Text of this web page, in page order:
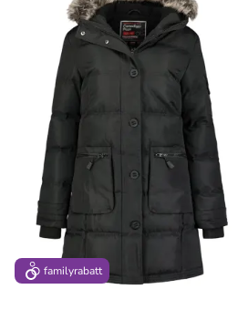
familyrabatt